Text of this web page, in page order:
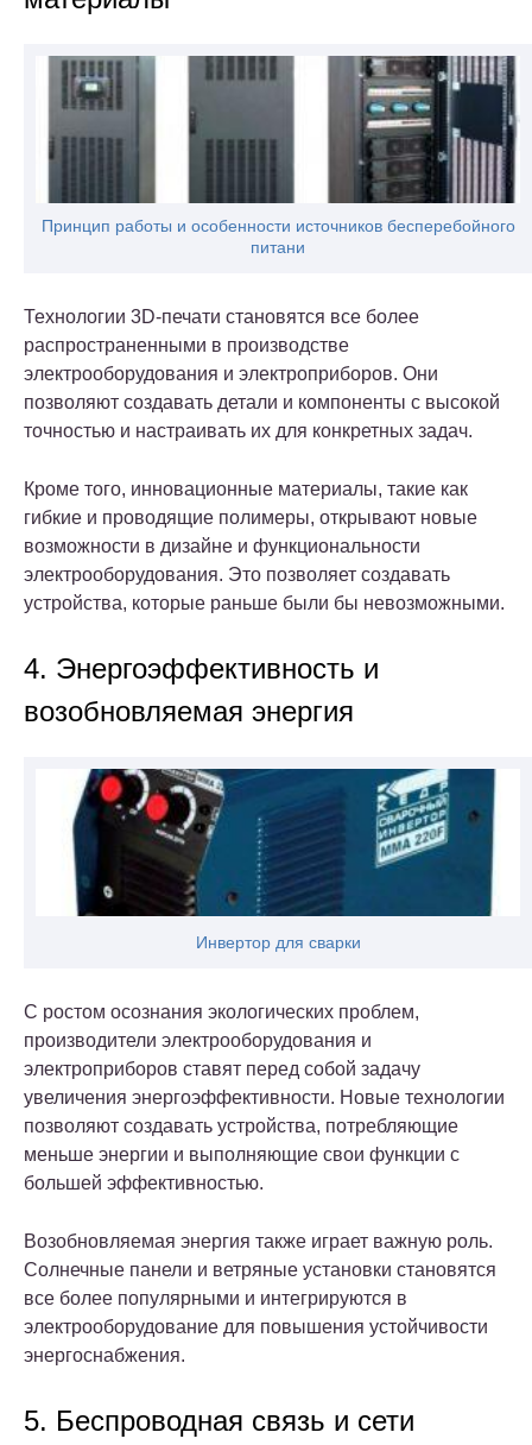
Принцип работы и особенности источников бесперебойного
питани
Технологии 3D-печати становятся все более
распространенными в производстве
электрооборудования и электроприборов. Они
позволяют создавать детали и компоненты с высокой
точностью и настраивать их для конкретных задач.
Кроме того, инновационные материалы, такие как
гибкие и проводящие полимеры, открывают новые
возможности в дизайне и функциональности
электрооборудования. Это позволяет создавать
устройства, которые раньше были бы невозможными.
4. Энергоэффективность и
возобновляемая энергия
Инвертор для сварки
С ростом осознания экологических проблем,
производители электрооборудования и
электроприборов ставят перед собой задачу
увеличения энергоэффективности. Новые технологии
позволяют создавать устройства, потребляющие
меньше энергии и выполняющие свои функции с
большей эффективностью.
Возобновляемая энергия также играет важную роль.
Солнечные панели и ветряные установки становятся
все более популярными и интегрируются в
электрооборудование для повышения устойчивости
энергоснабжения.
5. Беспроводная связь и сети